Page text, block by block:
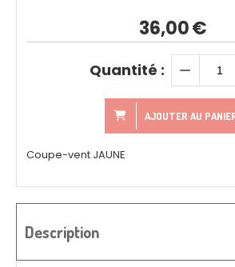
36,00€
Quantité :
AJOUTER AU
Coupe-vent JAUNE
Description